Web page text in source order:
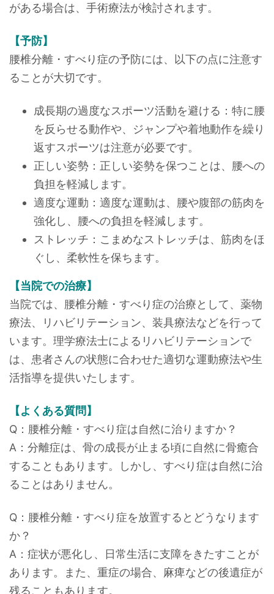
がある場合は、手術療法が検討されます。
【予防】
腰椎分離・すべり症の予防には、以下の点に注意す
ることが大切です。
成長期の過度なスポーツ活動を避ける：特に腰
を反らせる動作や、ジャンプや着地動作を繰り
返すスポーツは注意が必要です。
正しい姿勢：正しい姿勢を保つことは、腰への
負担を軽減します。
適度な運動：適度な運動は、腰や腹部の筋肉を
強化し、腰への負担を軽減します。
ストレッチ：こまめなストレッチは、筋肉をほ
ぐし、柔軟性を保ちます。
【当院での治療】
当院では、腰椎分離・すべり症の治療として、薬物
療法、リハビリテーション、装具療法などを行って
います。理学療法士によるリハビリテーションで
は、患者さんの状態に合わせた適切な運動療法や生
活指導を提供いたします。
【よくある質問】
Q：腰椎分離・すべり症は自然に治りますか？
A：分離症は、骨の成長が止まる頃に自然に骨癒合
することもあります。しかし、すべり症は自然に治
ることはありません。
Q：腰椎分離・すべり症を放置するとどうなります
か？
A：症状が悪化し、日常生活に支障をきたすことが
あります。また、重症の場合、麻痺などの後遺症が
残ることもあります。